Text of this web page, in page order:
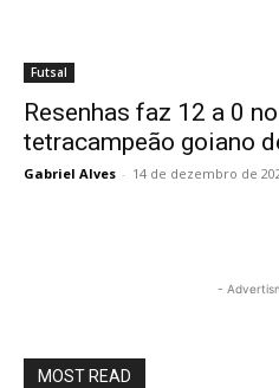
Futsal
Resenhas faz 12 a 0
tetracampeão goiano
Gabriel Alves - 14 de dezembro de
-
MOST READ